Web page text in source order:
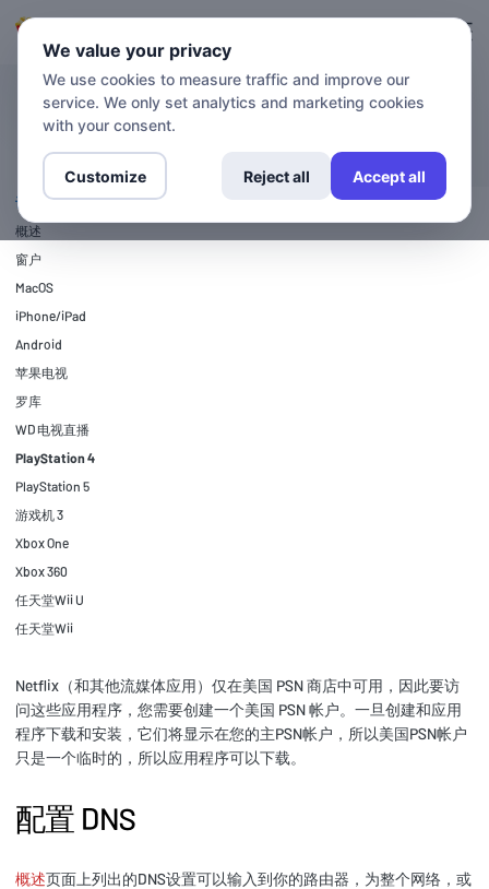
设置指南
PlayStation 4
设置指南
概述
窗户
MacOS
iPhone/iPad
Android
苹果电视
罗库
WD 电视直播
PlayStation 4
PlayStation 5
游戏机 3
Xbox One
Xbox 360
任天堂Wii U
任天堂Wii
Netflix（和其他流媒体应用）仅在美国 PSN 商店中可用，因此要访
问这些应用程序，您需要创建一个美国 PSN 帐户。一旦创建和应用
程序下载和安装，它们将显示在您的主PSN帐户，所以美国PSN帐户
只是一个临时的，所以应用程序可以下载。
配置 DNS
概述页面上列出的DNS设置可以输入到你的路由器，为整个网络，或
We value your privacy
We use cookies to measure traffic and improve our
service. We only set analytics and marketing cookies
with your consent.
Customize Reject all Accept all